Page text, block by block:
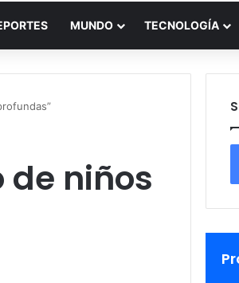
MUNDO TECNOLOGÍA
de niños